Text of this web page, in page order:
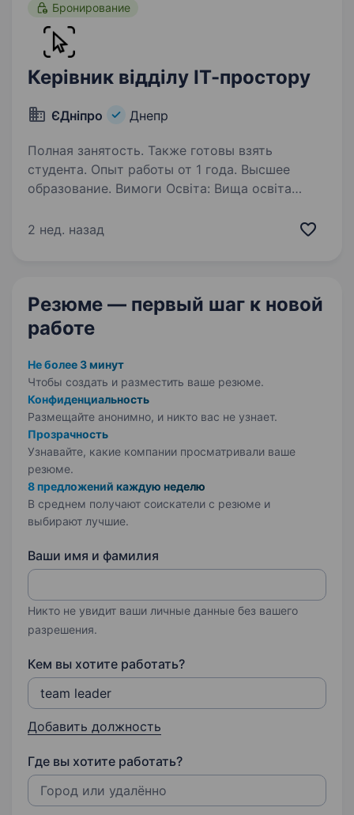
Бронирование
Керівник відділу ІТ-простору
ЄДніпро Днепр
Полная занятость. Также готовы взять
студента. Опыт работы от 1 года. Высшее
образование. Вимоги Освіта: Вища освіта
комп’ютерних наук, управління проектами або
2 нед. назад
Резюме — первый шаг к новой
работе
Не более 3 минут
Чтобы создать и разместить ваше резюме.
Конфиденциальность
Размещайте анонимно, и никто вас не узнает.
Прозрачность
Узнавайте, какие компании просматривали ваше
резюме.
8 предложений каждую неделю
В среднем получают соискатели с резюме и
выбирают лучшие.
Ваши имя и фамилия
Никто не увидит ваши личные данные без вашего
разрешения.
Кем вы хотите работать?
Добавить должность
Где вы хотите работать?